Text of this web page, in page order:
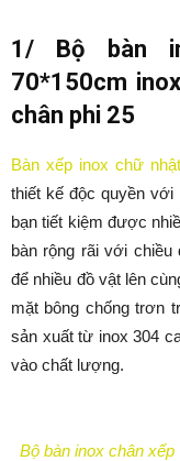
1/ Bộ bàn
70*150cm
chân phi 25
Bàn xếp inox chữ nhật
thiết kế độc quyền với
bạn tiết kiệm được
bàn rộng rãi với chiều
để nhiều đồ vật lên
mặt bông chống trơn
sản xuất từ inox 304
vào chất lượng.
Bộ bàn inox chân